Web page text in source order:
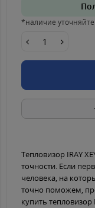
*наличие
Тепловизор IRAY
точности. Если
человека, на
точно поможем,
купить тепловизор